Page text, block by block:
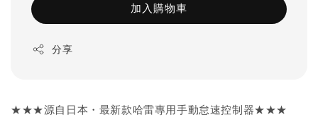
加入購物車
分享
★★★源自日本・最新款哈雷專用手動怠速控制器★★★